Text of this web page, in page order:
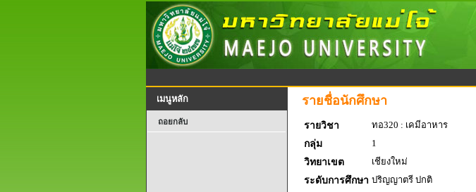
เมนูหลัก
ถอยกลับ
รายชื่อนักศึกษา
รายวิชา
ทอ320 : เคมีอาหาร
กลุ่ม
1
วิทยาเขต
เชียงใหม่
ระดับการศึกษา ปริญญาตรี ปกติ